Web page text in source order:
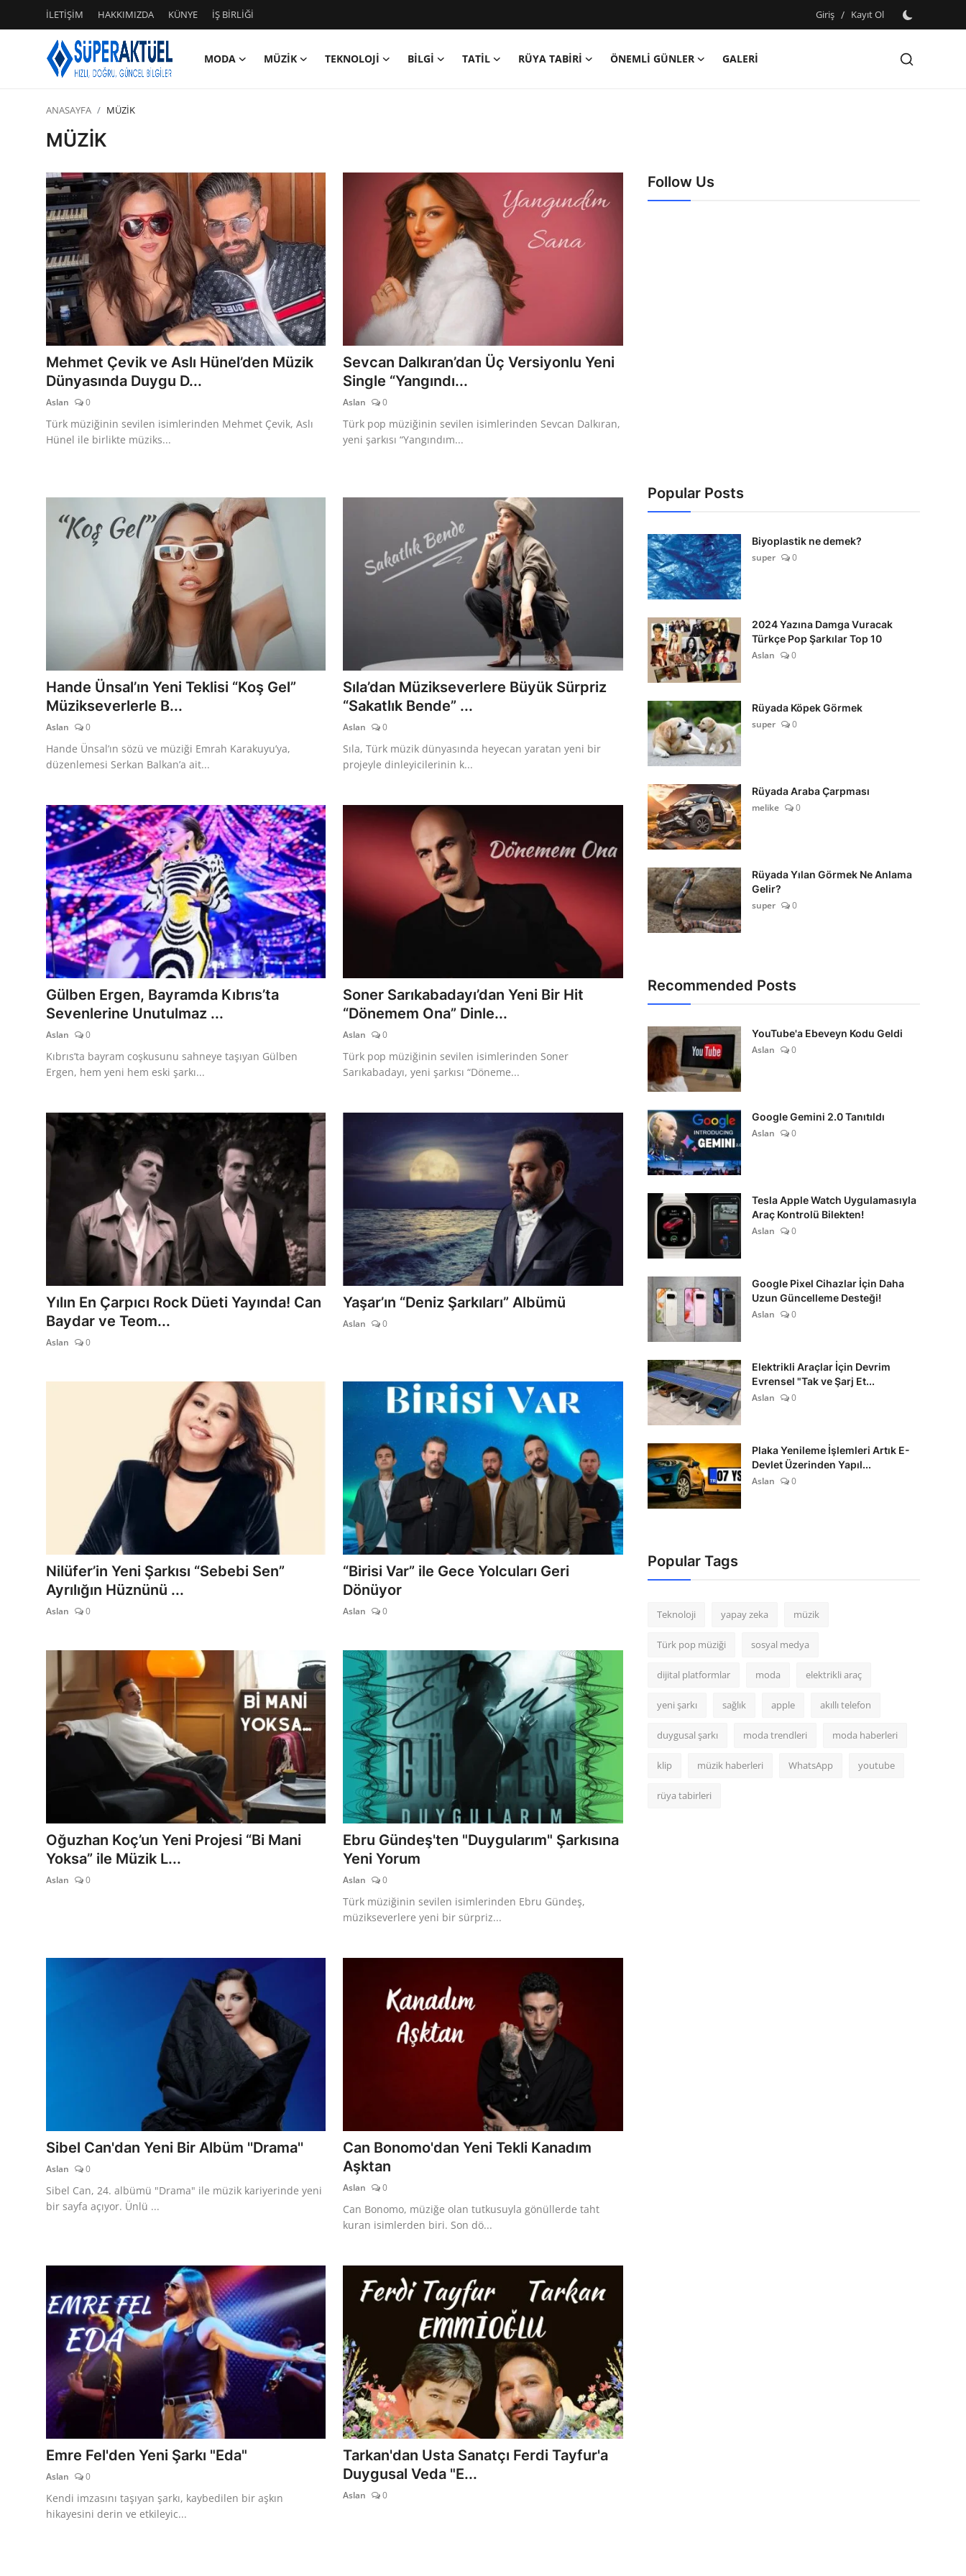
İLETİŞİM HAKKIMIZDA KÜNYE İŞ BİRLİĞİ Giriş / Kayıt Ol
MODA MÜZİK TEKNOLOJİ BİLGİ TATİL RÜYA TABİRİ ÖNEMLİ GÜNLER
GALERİ
Giriş
Kayıt Ol
KÜNYE
İŞ BİRLİĞİ
MÜZİK
TEKNOLOJİ
RÜYA TABİRİ
ANASAYFA MÜZİK
MÜZİK
Mehmet Çevik ve Aslı Hünel’den Müzik
Dünyasında Duygu D...
Aslan 0
Türk müziğinin sevilen isimlerinden Mehmet Çevik, Aslı
Hünel ile birlikte müziks...
Sevcan Dalkıran’dan Üç Versiyonlu Yeni
Single “Yangındı...
Aslan 0
Türk pop müziğinin sevilen isimlerinden Sevcan Dalkıran,
yeni şarkısı “Yangındım...
Hande Ünsal’ın Yeni Teklisi “Koş Gel”
Müzikseverlerle B...
Aslan 0
Hande Ünsal’ın sözü ve müziği Emrah Karakuyu’ya,
düzenlemesi Serkan Balkan’a ait...
Sıla’dan Müzikseverlere Büyük Sürpriz
“Sakatlık Bende” ...
Aslan 0
Sıla, Türk müzik dünyasında heyecan yaratan yeni bir
projeyle dinleyicilerinin k...
Gülben Ergen, Bayramda Kıbrıs’ta
Sevenlerine Unutulmaz ...
Aslan 0
Kıbrıs’ta bayram coşkusunu sahneye taşıyan Gülben
Ergen, hem yeni hem eski şarkı...
Soner Sarıkabadayı’dan Yeni Bir Hit
“Dönemem Ona” Dinle...
Aslan 0
Türk pop müziğinin sevilen isimlerinden Soner
Sarıkabadayı, yeni şarkısı “Döneme...
Yılın En Çarpıcı Rock Düeti Yayında! Can
Baydar ve Teom...
Aslan 0
Yaşar’ın “Deniz Şarkıları” Albümü
Aslan 0
Nilüfer’in Yeni Şarkısı “Sebebi Sen”
Ayrılığın Hüznünü ...
Aslan 0
“Birisi Var” ile Gece Yolcuları Geri
Dönüyor
Aslan 0
Oğuzhan Koç’un Yeni Projesi “Bi Mani
Yoksa” ile Müzik L...
Aslan 0
Ebru Gündeş'ten "Duygularım" Şarkısına
Yeni Yorum
Aslan 0
Türk müziğinin sevilen isimlerinden Ebru Gündeş,
müzikseverlere yeni bir sürpriz...
Sibel Can'dan Yeni Bir Albüm ''Drama''
Aslan 0
Sibel Can, 24. albümü "Drama" ile müzik kariyerinde yeni
bir sayfa açıyor. Ünlü ...
Can Bonomo'dan Yeni Tekli Kanadım
Aşktan
Aslan 0
Can Bonomo, müziğe olan tutkusuyla gönüllerde taht
kuran isimlerden biri. Son dö...
Emre Fel'den Yeni Şarkı "Eda"
Aslan 0
Kendi imzasını taşıyan şarkı, kaybedilen bir aşkın
hikayesini derin ve etkileyic...
Tarkan'dan Usta Sanatçı Ferdi Tayfur'a
Duygusal Veda "E...
Aslan 0
Follow Us
Popular Posts
Biyoplastik ne demek?
super
0
2024 Yazına Damga Vuracak
Türkçe Pop Şarkılar Top 10
Aslan
0
Rüyada Köpek Görmek
super
0
Rüyada Araba Çarpması
melike
0
Rüyada Yılan Görmek Ne Anlama
Gelir?
super
0
Recommended Posts
YouTube'a Ebeveyn Kodu Geldi
Aslan
0
Google Gemini 2.0 Tanıtıldı
Aslan
0
Tesla Apple Watch Uygulamasıyla
Araç Kontrolü Bilekten!
Aslan
0
Google Pixel Cihazlar İçin Daha
Uzun Güncelleme Desteği!
Aslan
0
Elektrikli Araçlar İçin Devrim
Evrensel "Tak ve Şarj Et...
Aslan
0
Plaka Yenileme İşlemleri Artık E-
Devlet Üzerinden Yapıl...
Aslan
0
Popular Tags
Teknoloji yapay zeka müzik
Türk pop müziği sosyal medya
dijital platformlar moda elektrikli araç
yeni şarkı sağlık apple akıllı telefon
duygusal şarkı moda trendleri moda haberleri
klip müzik haberleri WhatsApp youtube
rüya tabirleri